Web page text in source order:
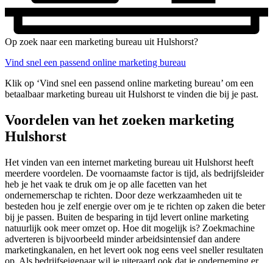
Op zoek naar een marketing bureau uit Hulshorst?
Vind snel een passend online marketing bureau
Klik op ‘Vind snel een passend online marketing bureau’ om een
betaalbaar marketing bureau uit Hulshorst te vinden die bij je past.
Voordelen van het zoeken marketing
Hulshorst
Het vinden van een internet marketing bureau uit Hulshorst heeft
meerdere voordelen. De voornaamste factor is tijd, als bedrijfsleider
heb je het vaak te druk om je op alle facetten van het
ondernemerschap te richten. Door deze werkzaamheden uit te
besteden hou je zelf energie over om je te richten op zaken die beter
bij je passen. Buiten de besparing in tijd levert online marketing
natuurlijk ook meer omzet op. Hoe dit mogelijk is? Zoekmachine
adverteren is bijvoorbeeld minder arbeidsintensief dan andere
marketingkanalen, en het levert ook nog eens veel sneller resultaten
op. Als bedrijfseigenaar wil je uiteraard ook dat je onderneming er